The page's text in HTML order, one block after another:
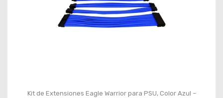
Kit de Extensiones Eagle Warrior para PSU, Color Azul –